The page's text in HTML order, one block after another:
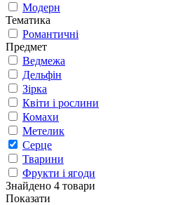
Модерн
Тематика
Романтичні
Предмет
Ведмежа
Дельфін
Зірка
Квіти і рослини
Комахи
Метелик
Серце
Тварини
Фрукти і ягоди
Знайдено 4 товари
Показати